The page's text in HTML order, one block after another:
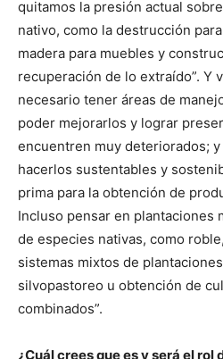
quitamos la presión actual
nativo, como la destrucción
madera para muebles y
recuperación de lo extraído”. Y
necesario tener áreas de
poder mejorarlos y lograr
encuentren muy deteriorados;
hacerlos sustentables y
prima para la obtención de
Incluso pensar en plantaciones
de especies nativas, como
sistemas mixtos de
silvopastoreo u obtención de
combinados”.
¿Cuál crees que es y será el rol